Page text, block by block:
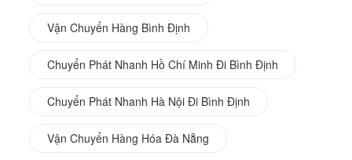
Vận Chuyển Hàng Bình Định
Chuyển Phát Nhanh Hồ Chí Minh Đi Bình Định
Chuyển Phát Nhanh Hà Nội Đi Bình Định
Vận Chuyển Hàng Hóa Đà Nẵng